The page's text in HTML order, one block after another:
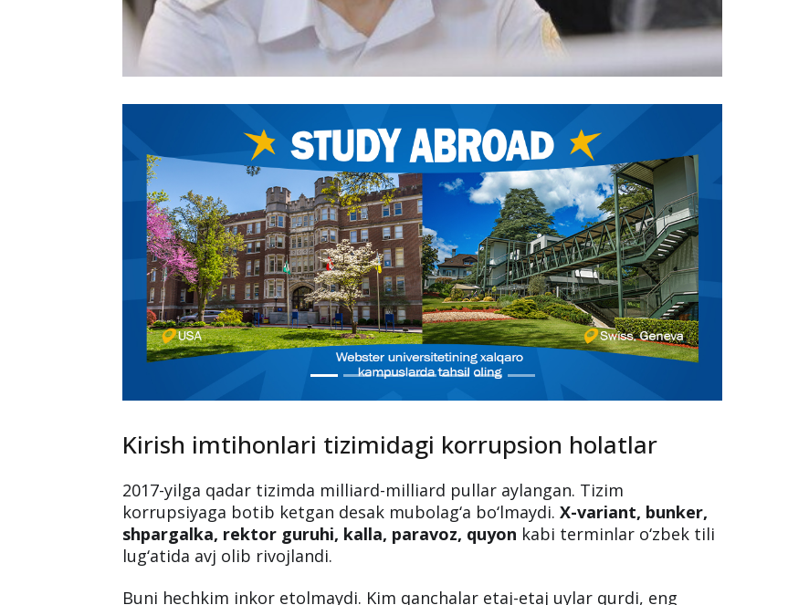
Kirish imtihonlari tizimidagi korrupsion holatlar
2017-yilga qadar tizimda milliard-milliard pullar aylangan. Tizim
korrupsiyaga botib ketgan desak mubolag‘a bo‘lmaydi.X-variant, bunker,
shpargalka, rektor guruhi, kalla, paravoz, quyon kabi terminlar o‘zbek tili
lug‘atida avj olib rivojlandi.
Buni hechkim inkor etolmaydi. Kim qanchalar etaj-etaj uylar qurdi, eng